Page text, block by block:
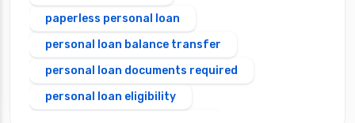
paperless personal loan
personal loan balance transfer
personal loan documents required
personal loan eligibility